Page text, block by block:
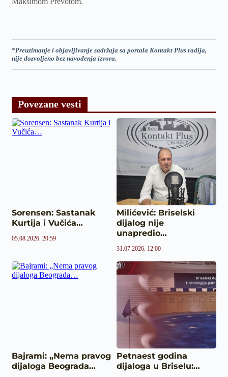
*Preuzimanje i objavljivanje sadržaja sa portala Kontakt Plus radija,
nije dozvoljeno bez navođenja izvora.
Povezane vesti
Sorensen: Sastanak
Kurtija i Vučića…
05.08.2026. 20:59
Milićević: Briselski
dijalog nije
unapredio…
31.07.2026. 12:00
Bajrami: „Nema pravog
dijaloga Beograda…
Petnaest godina
dijaloga u Briselu:…